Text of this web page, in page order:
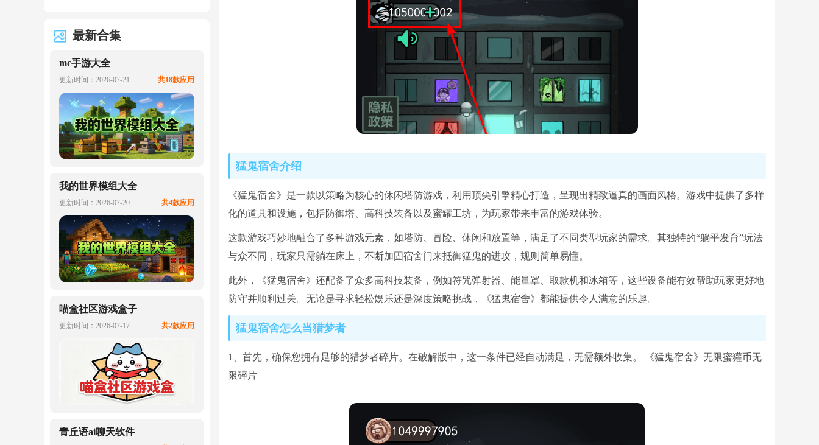
最新合集
mc手游大全
更新时间：2026-07-21 共18款应用
我的世界模组大全
更新时间：2026-07-20 共4款应用
喵盒社区游戏盒子
更新时间：2026-07-17 共2款应用
青丘语ai聊天软件
猛鬼宿舍介绍
《猛鬼宿舍》是一款以策略为核心的休闲塔防游戏，利用顶尖引擎精心打造，呈现出精致逼真的画面风格。游戏中提供了多样
化的道具和设施，包括防御塔、高科技装备以及蜜罐工坊，为玩家带来丰富的游戏体验。
这款游戏巧妙地融合了多种游戏元素，如塔防、冒险、休闲和放置等，满足了不同类型玩家的需求。其独特的“躺平发育”玩法
与众不同，玩家只需躺在床上，不断加固宿舍门来抵御猛鬼的进攻，规则简单易懂。
此外，《猛鬼宿舍》还配备了众多高科技装备，例如符咒弹射器、能量罩、取款机和冰箱等，这些设备能有效帮助玩家更好地
防守并顺利过关。无论是寻求轻松娱乐还是深度策略挑战，《猛鬼宿舍》都能提供令人满意的乐趣。
猛鬼宿舍怎么当猎梦者
1、首先，确保您拥有足够的猎梦者碎片。在破解版中，这一条件已经自动满足，无需额外收集。 《猛鬼宿舍》无限蜜獾币无
限碎片